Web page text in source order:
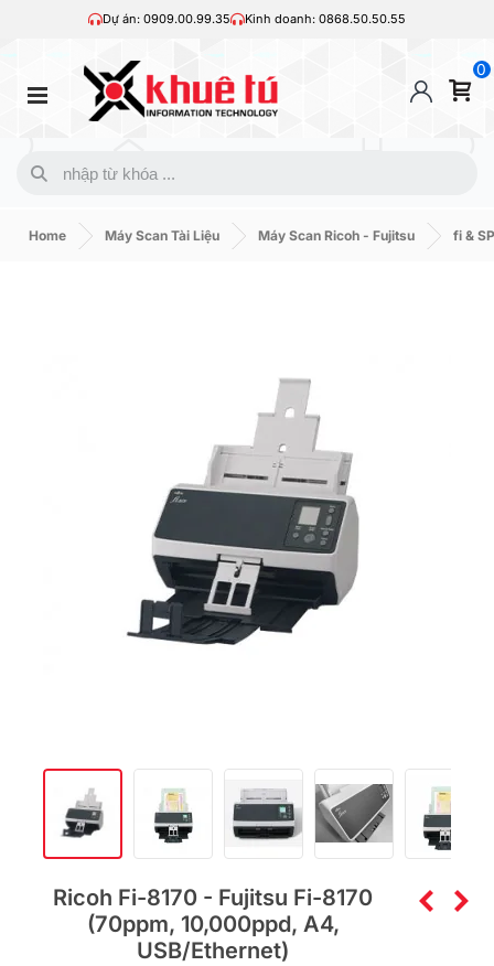
Dự án: 0909.00.99.35 Kinh doanh: 0868.50.50.55
0
Home Máy Scan Tài Liệu Máy Scan Ricoh - Fujitsu fi &
Ricoh Fi-8170 - Fujitsu Fi-8170
(70ppm, 10,000ppd, A4,
USB/Ethernet)